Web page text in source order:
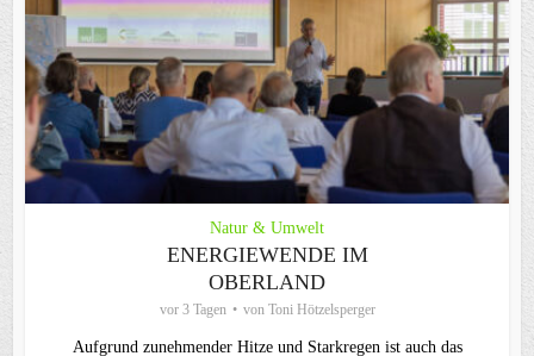
Natur & Umwelt
ENERGIEWENDE IM
OBERLAND
vor 3 Tagen von Toni Hötzelsperger
Aufgrund zunehmender Hitze und Starkregen ist auch das